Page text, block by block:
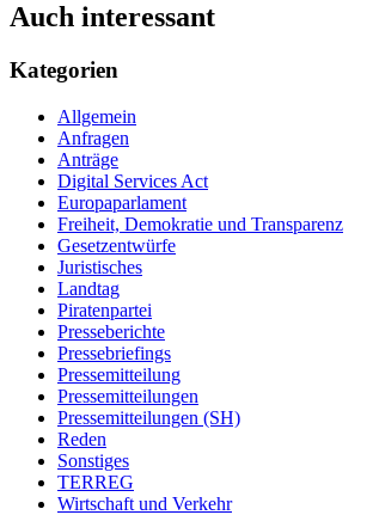
Auch interessant
Kategorien
Allgemein
Anfragen
Anträge
Digital Services Act
Europaparlament
Freiheit, Demokratie und Transparenz
Gesetzentwürfe
Juristisches
Landtag
Piratenpartei
Presseberichte
Pressebriefings
Pressemitteilung
Pressemitteilungen
Pressemitteilungen (SH)
Reden
Sonstiges
TERREG
Wirtschaft und Verkehr